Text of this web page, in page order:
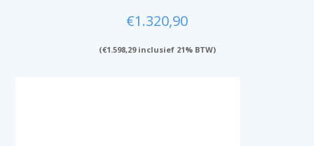
€1.320,90
(€1.598,29inclusief 21% BTW)